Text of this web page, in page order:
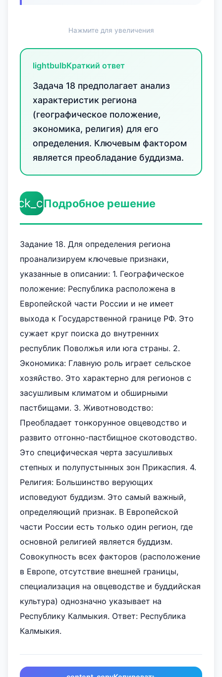
Нажмите для увеличения
lightbulbКраткий ответ
Задача 18 предполагает анализ
характеристик региона
(географическое положение,
экономика, религия) для его
определения. Ключевым фактором
является преобладание буддизма.
Подробное решение
Задание 18. Для определения региона
проанализируем ключевые признаки,
указанные в описании: 1. Географическое
положение: Республика расположена в
Европейской части России и не имеет
выхода к Государственной границе РФ. Это
сужает круг поиска до внутренних
республик Поволжья или юга страны. 2.
Экономика: Главную роль играет сельское
хозяйство. Это характерно для регионов с
засушливым климатом и обширными
пастбищами. 3. Животноводство:
Преобладает тонкорунное овцеводство и
развито отгонно-пастбищное скотоводство.
Это специфическая черта засушливых
степных и полупустынных зон Прикаспия. 4.
Религия: Большинство верующих
исповедуют буддизм. Это самый важный,
определяющий признак. В Европейской
части России есть только один регион, где
основной религией является буддизм.
Совокупность всех факторов (расположение
в Европе, отсутствие внешней границы,
специализация на овцеводстве и буддийская
культура) однозначно указывает на
Республику Калмыкия. Ответ: Республика
Калмыкия.